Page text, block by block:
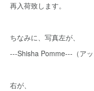
再入荷致します。
ちなみに、写真左が、
---Shisha Pomme---（アッ
右が、